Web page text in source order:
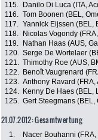
115.
Danilo Di Luca (ITA,
116. Tom Boonen (BEL,
117. Yannick Eijssen (BEL,
118.
Nicolas Vogondy
119.
Nathan Haas (AUS,
120. Serge De Wortelaer
121. Thimothy Roe (AUS,
122.
Benoît Vaugrenard
123. Anthony Ravard
124.
Kenny De Haes (BEL,
125. Gert Steegmans
21.07.2012: Gesamtwertung
1. Nacer Bouhanni